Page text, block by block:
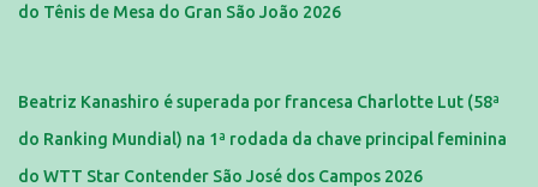
do Tênis de Mesa do Gran São João 2026
Beatriz Kanashiro é superada por francesa Charlotte Lut (58ª
do Ranking Mundial) na 1ª rodada da chave principal feminina
do WTT Star Contender São José dos Campos 2026